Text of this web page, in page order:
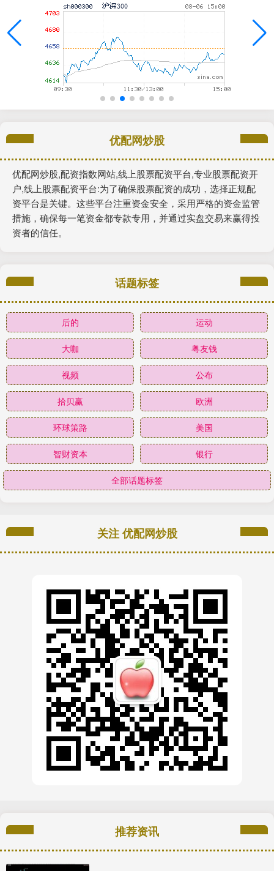
优配网炒股
优配网炒股,配资指数网站,线上股票配资平台,专业股票配资开
户,线上股票配资平台:为了确保股票配资的成功，选择正规配
资平台是关键。这些平台注重资金安全，采用严格的资金监管
措施，确保每一笔资金都专款专用，并通过实盘交易来赢得投
资者的信任。
话题标签
后的 运动
大咖 粤友钱
视频 公布
拾贝赢 欧洲
环球策路 美国
智财资本 银行
全部话题标签
关注 优配网炒股
推荐资讯